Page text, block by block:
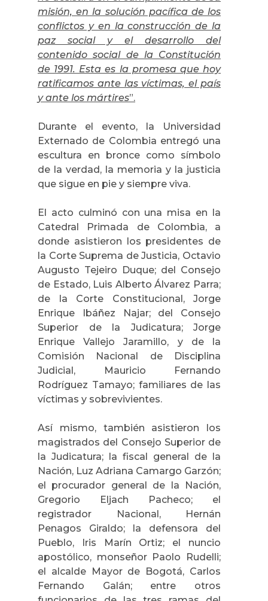
misión, en la solución pacífica de los
conflictos y en la construcción de la
paz social y el desarrollo del
contenido social de la Constitución
de 1991. Esta es la promesa que hoy
ratificamos ante las víctimas, el país
y ante los mártires”.
Durante el evento, la Universidad
Externado de Colombia entregó una
escultura en bronce como símbolo
de la verdad, la memoria y la justicia
que sigue en pie y siempre viva.
El acto culminó con una misa en la
Catedral Primada de Colombia, a
donde asistieron los presidentes de
la Corte Suprema de Justicia, Octavio
Augusto Tejeiro Duque; del Consejo
de Estado, Luis Alberto Álvarez Parra;
de la Corte Constitucional, Jorge
Enrique Ibáñez Najar; del Consejo
Superior de la Judicatura; Jorge
Enrique Vallejo Jaramillo, y de la
Comisión Nacional de Disciplina
Judicial, Mauricio Fernando
Rodríguez Tamayo; familiares de las
víctimas y sobrevivientes.
Así mismo, también asistieron los
magistrados del Consejo Superior de
la Judicatura; la fiscal general de la
Nación, Luz Adriana Camargo Garzón;
el procurador general de la Nación,
Gregorio Eljach Pacheco; el
registrador Nacional, Hernán
Penagos Giraldo; la defensora del
Pueblo, Iris Marín Ortiz; el nuncio
apostólico, monseñor Paolo Rudelli;
el alcalde Mayor de Bogotá, Carlos
Fernando Galán; entre otros